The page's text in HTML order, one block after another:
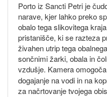
Porto iz Sancti Petri je
narave, kjer lahko preko
obalo tega slikovitega
pristanišče, ki se razteza
živahen utrip tega
sončnimi žarki, obala in
vzdušje. Kamera omogoča
dogajanje na vodi in na
za načrtovanje tvojega